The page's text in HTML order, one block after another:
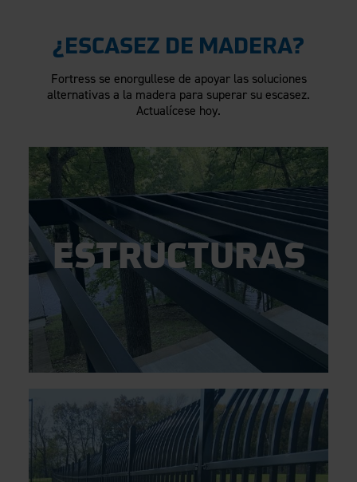
¿ESCASEZ DE MADERA?
Fortress se enorgullese de apoyar las soluciones
alternativas a la madera para superar su escasez.
Actualícese hoy.
ESTRUCTURAS